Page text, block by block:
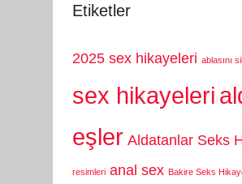
Etiketler
2025 sex hikayeleri ablasını
sex hikayeleri
eşler Aldatanlar Seks
resimleri anal sex Bakire Seks